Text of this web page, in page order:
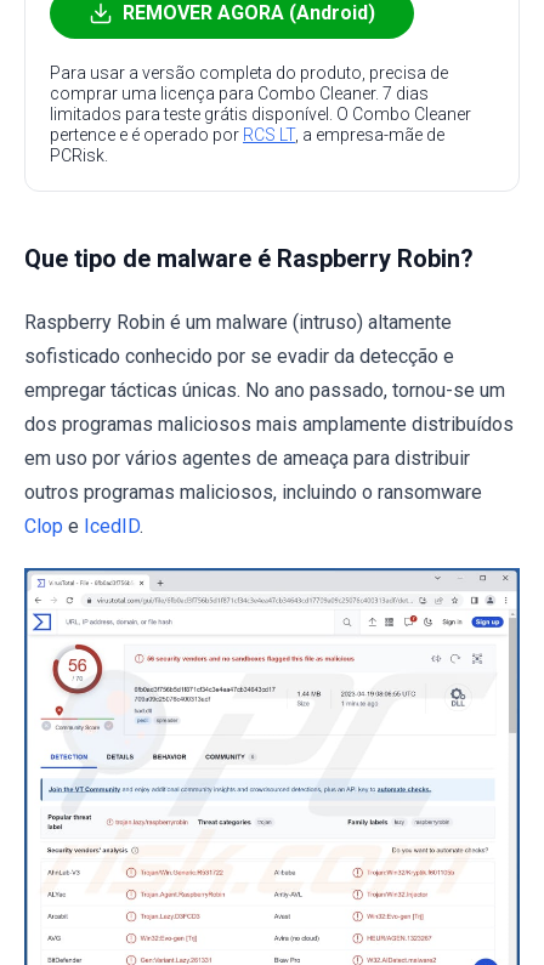
REMOVER AGORA (Android)
Para usar a versão completa do produto, precisa de
comprar uma licença para Combo Cleaner. 7 dias
limitados para teste grátis disponível. O Combo Cleaner
pertence e é operado por RCS LT, a empresa-mãe de
PCRisk.
Que tipo de malware é Raspberry Robin?
Raspberry Robin é um malware (intruso) altamente
sofisticado conhecido por se evadir da detecção e
empregar tácticas únicas. No ano passado, tornou-se um
dos programas maliciosos mais amplamente distribuídos
em uso por vários agentes de ameaça para distribuir
outros programas maliciosos, incluindo o ransomware
Clop e IcedID.